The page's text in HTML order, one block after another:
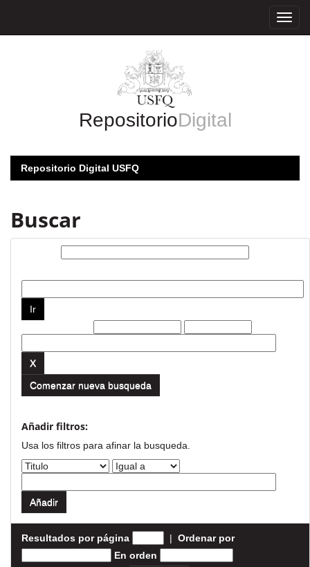
RepositorioDigital
Repositorio Digital USFQ
Buscar
Comenzar nueva busqueda
Añadir filtros:
Usa los filtros para afinar la busqueda.
Resultados por página | Ordenar por
En orden